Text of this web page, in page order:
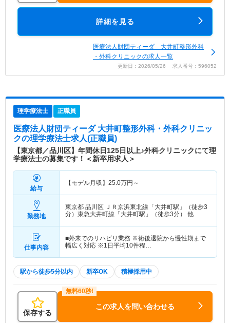
詳細を見る
医療法人財団ティーダ 大井町整形外科
・外科クリニックの求人一覧
更新日：2026/05/26 求人番号：596052
理学療法士 正職員
医療法人財団ティーダ 大井町整形外科・外科クリニッ
クの理学療法士求人(正職員)
【東京都／品川区】年間休日125日以上♪外科クリニックにて理
学療法士の募集です！＜新卒用求人＞
給与
【モデル月収】 25.0万円～
勤務地
東京都 品川区 ＪＲ京浜東北線「大井町駅」（徒歩3
分）東急大井町線「大井町駅」（徒歩3分） 他
仕事内容
■外来でのリハビリ業務 ※術後退院から慢性期まで
幅広く対応 ※1日平均10件程…
駅から徒歩5分以内 新卒OK 積極採用中
保存する
この求人を問い合わせる